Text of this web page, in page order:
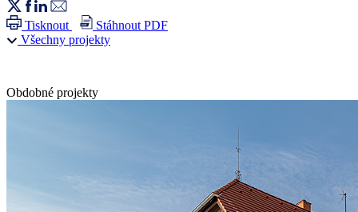
Tisknout
Stáhnout PDF
Všechny projekty
Obdobné projekty